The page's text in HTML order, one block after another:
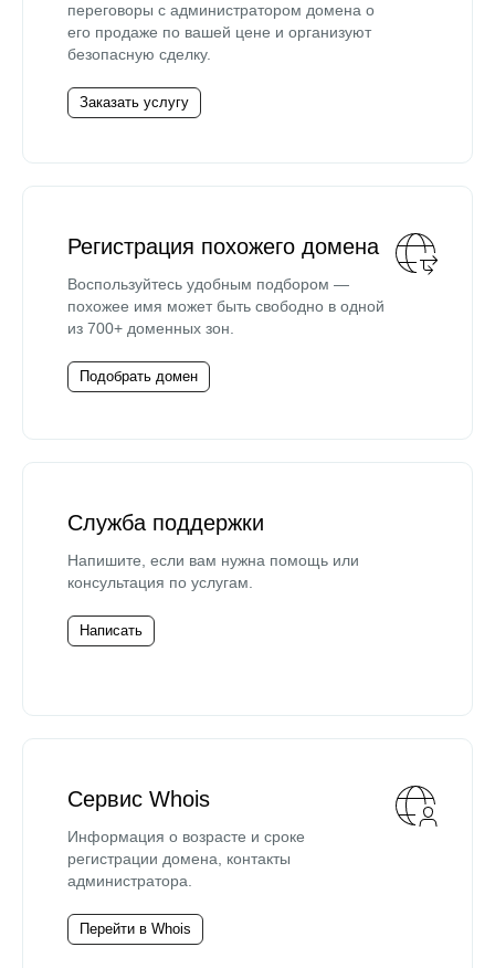
переговоры с администратором домена о
его продаже по вашей цене и организуют
безопасную сделку.
Заказать услугу
Регистрация похожего домена
Воспользуйтесь удобным подбором —
похожее имя может быть свободно в одной
из 700+ доменных зон.
Подобрать домен
Служба поддержки
Напишите, если вам нужна помощь или
консультация по услугам.
Написать
Сервис Whois
Информация о возрасте и сроке
регистрации домена, контакты
администратора.
Перейти в Whois